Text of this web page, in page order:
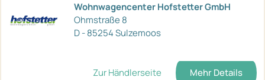
Wohnwagencenter Hofstetter GmbH
Ohmstraße 8
D - 85254 Sulzemoos
Zur Händlerseite Mehr Details